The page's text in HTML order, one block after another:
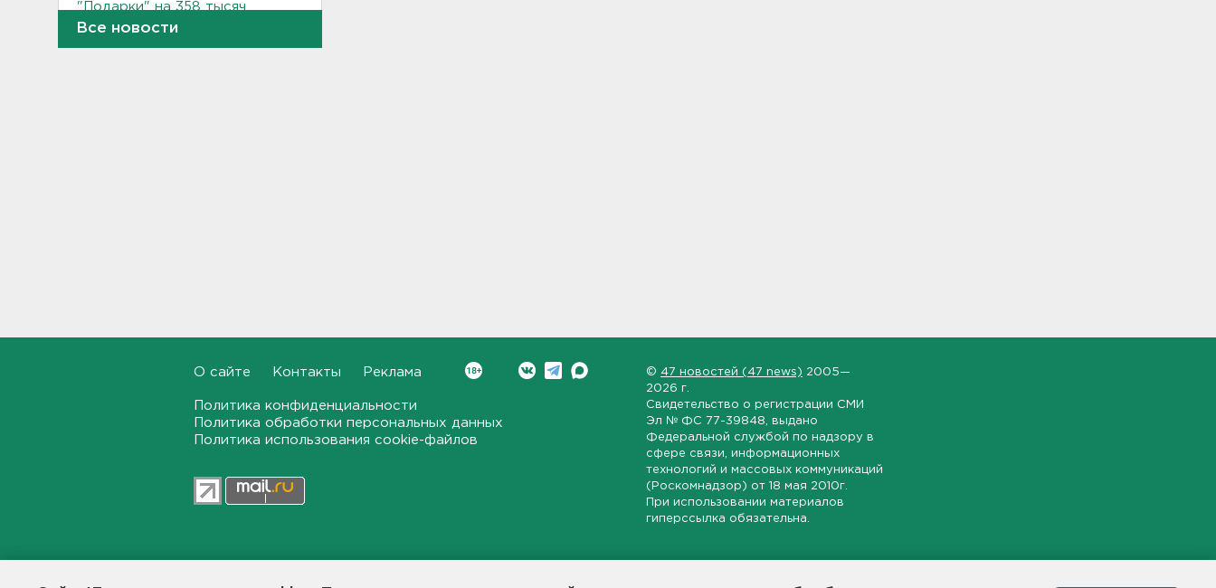
"Подарки" на 358 тысяч
рублей забыл
задекларировать гражданин
Кубы на границе в
лодочника с заглохшим
Две женщины застряли на
Все новости
О сайте Контакты Реклама
Политика конфиденциальности
Политика обработки персональных данных
Политика использования cookie-файлов
© 47 новостей (47 news) 2005—
2026 г.
Свидетельство о регистрации СМИ
Эл № ФС 77-39848 , выдано
Федеральной службой по надзору в
сфере связи, информационных
технологий и массовых коммуникаций
(Роскомнадзор) от 18 мая 2010г.
При использовании материалов
гиперссылка обязательна.
общественной жизни в Ленинградской области, экономической и инвестиционной активности в регионе.